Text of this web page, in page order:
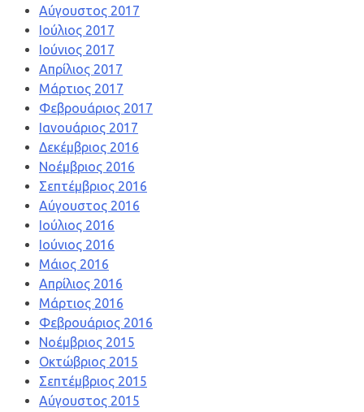
Αύγουστος 2017
Ιούλιος 2017
Ιούνιος 2017
Απρίλιος 2017
Μάρτιος 2017
Φεβρουάριος 2017
Ιανουάριος 2017
Δεκέμβριος 2016
Νοέμβριος 2016
Σεπτέμβριος 2016
Αύγουστος 2016
Ιούλιος 2016
Ιούνιος 2016
Μάιος 2016
Απρίλιος 2016
Μάρτιος 2016
Φεβρουάριος 2016
Νοέμβριος 2015
Οκτώβριος 2015
Σεπτέμβριος 2015
Αύγουστος 2015